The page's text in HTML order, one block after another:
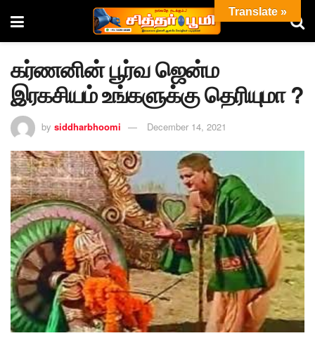
கர்ணனின் பூர்வ ஜென்ம
இரகசியம் உங்களுக்கு தெரியுமா ?
by siddharbhoomi December 14, 2021
Translate »